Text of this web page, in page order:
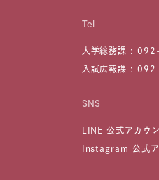
Tel
大学総務課 :
入試広報課 :
SNS
LINE 公式アカウ
Instagram 公式ア